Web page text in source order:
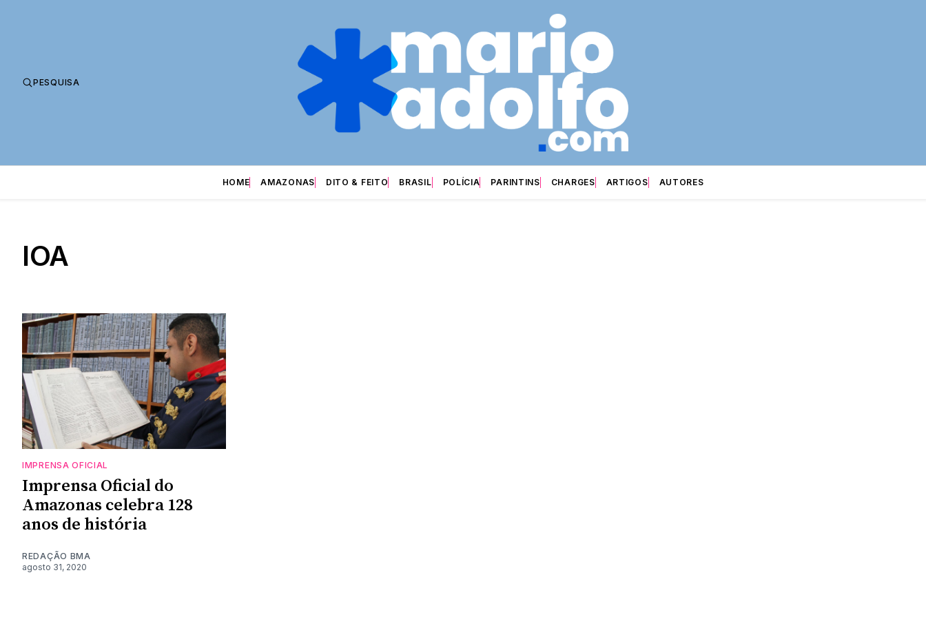
PESQUISA
HOME AMAZONAS DITO & FEITO BRASIL POLÍCIA PARINTINS CHARGES ARTIGOS AUTORES
IOA
IMPRENSA OFICIAL
Imprensa Oficial do
Amazonas celebra 128
anos de história
REDAÇÃO BMA
agosto 31, 2020